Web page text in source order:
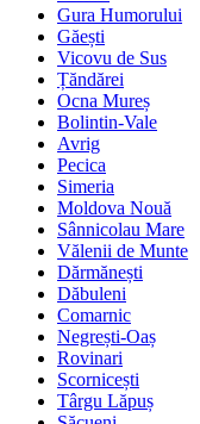
Gura Humorului
Găești
Vicovu de Sus
Țăndărei
Ocna Mureș
Bolintin-Vale
Avrig
Pecica
Simeria
Moldova Nouă
Sânnicolau Mare
Vălenii de Munte
Dărmănești
Dăbuleni
Comarnic
Negrești-Oaș
Rovinari
Scornicești
Târgu Lăpuș